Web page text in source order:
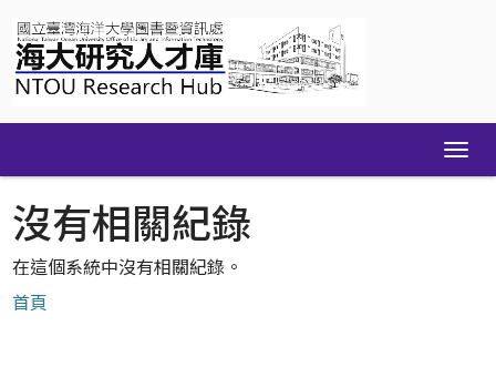
navigation
沒有相關紀錄
在這個系統中沒有相關紀錄。
首頁